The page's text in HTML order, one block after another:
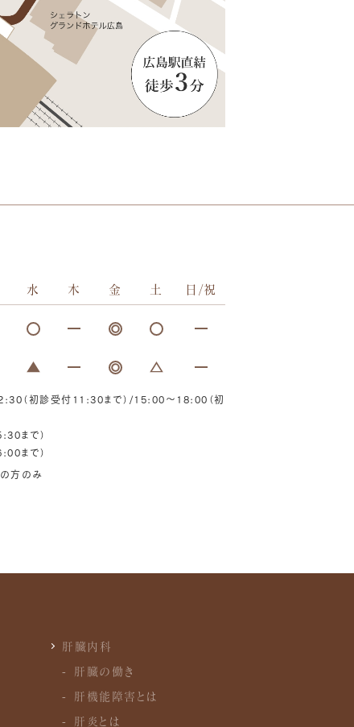
水 木 金 土 日/祝
（初診受付11:30まで）/15:00～18:00（初
まで）
まで）
方のみ
肝臓内科
肝臓の働き
肝機能障害とは
肝炎とは